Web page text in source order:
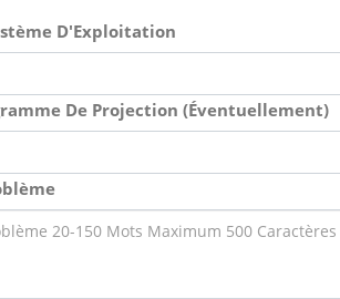
D'Exploitation
De Projection (Éventuellement)